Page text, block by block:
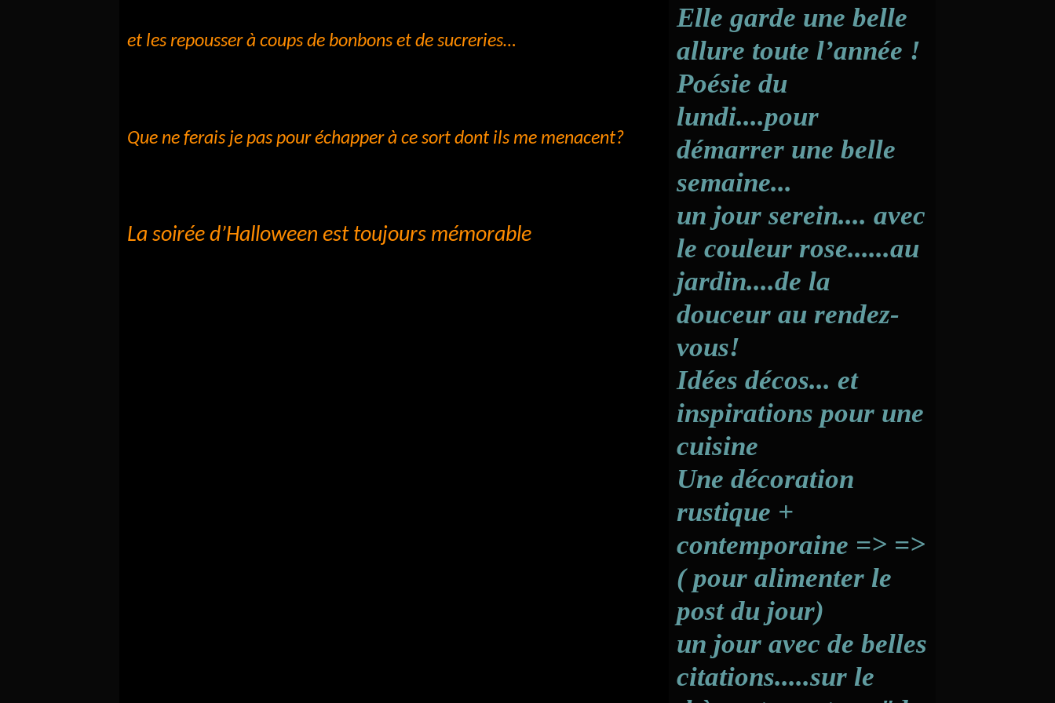
et les repousser à coups de bonbons et de sucreries…
Que ne ferais je pas pour échapper à ce sort dont ils me menacent?
La soirée d’Halloween est toujours mémorable
Elle garde une belle
allure toute l’année !
Poésie du
lundi....pour
démarrer une belle
semaine...
un jour serein.... avec
le couleur rose......au
jardin....de la
douceur au rendez-
vous!
Idées décos... et
inspirations pour une
cuisine
Une décoration
rustique +
contemporaine => =>
( pour alimenter le
post du jour)
un jour avec de belles
citations.....sur le